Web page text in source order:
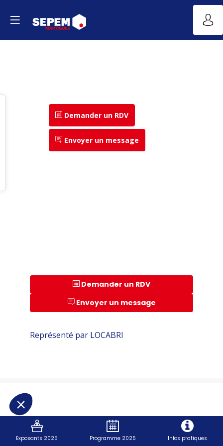
Demander un RDV
Envoyer un message
Demander un RDV
Envoyer un message
Représenté par LOCABRI
Exposants 2025 Programme 2025 Infos pratiques